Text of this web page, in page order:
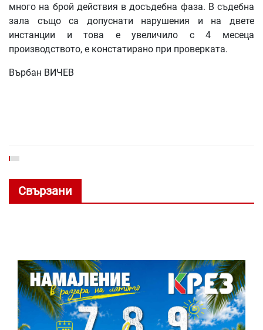
много на брой действия в досъдебна фаза. В съдебна
зала също са допуснати нарушения и на двете
инстанции и това е увеличило с 4 месеца
производството, е констатирано при проверката.
Върбан ВИЧЕВ
Свързани